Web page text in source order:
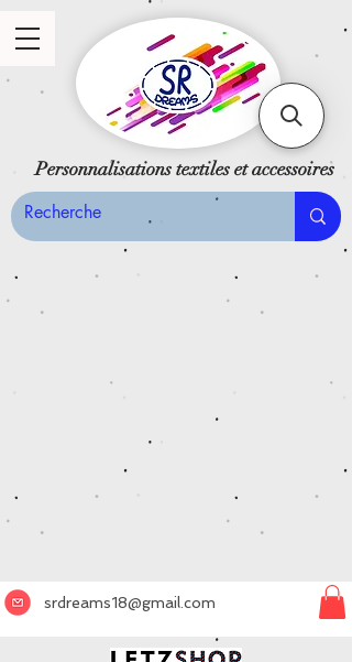
Personnalisations textiles et accessoires
srdreams18@gmail.com